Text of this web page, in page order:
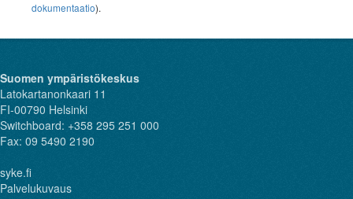
dokumentaatio).
Suomen ympäristökeskus
Latokartanonkaari 11
FI-00790 Helsinki
Switchboard: +358 295 251 000
Fax: 09 5490 2190
syke.fi
Palvelukuvaus